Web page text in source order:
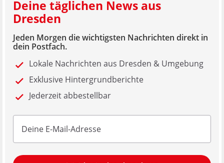
Deine täglichen News aus
Dresden
Jeden Morgen die wichtigsten Nachrichten direkt in
dein Postfach.
Lokale Nachrichten aus Dresden & Umgebung
Exklusive Hintergrundberichte
Jederzeit abbestellbar